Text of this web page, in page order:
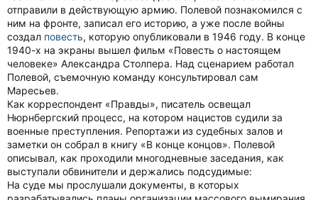
отправили в действующую армию. Полевой познакомился с
ним на фронте, записал его историю, а уже после войны
создал повесть, которую опубликовали в 1946 году. В конце
1940-х на экраны вышел фильм «Повесть о настоящем
человеке» Александра Столпера. Над сценарием работал
Полевой, съемочную команду консультировал сам
Маресьев.
Как корреспондент «Правды», писатель освещал
Нюрнбергский процесс, на котором нацистов судили за
военные преступления. Репортажи из судебных залов и
заметки он собрал в книгу «В конце концов». Полевой
описывал, как проходили многодневные заседания, как
выступали обвинители и держались подсудимые:
На суде мы прослушали документы, в которых